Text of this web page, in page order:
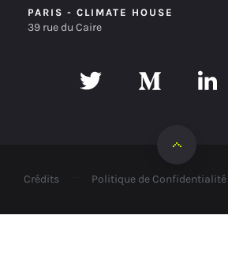
PARIS - CLIMATE HOUSE
39 rue du Caire
Crédits Politique de Confidentialité